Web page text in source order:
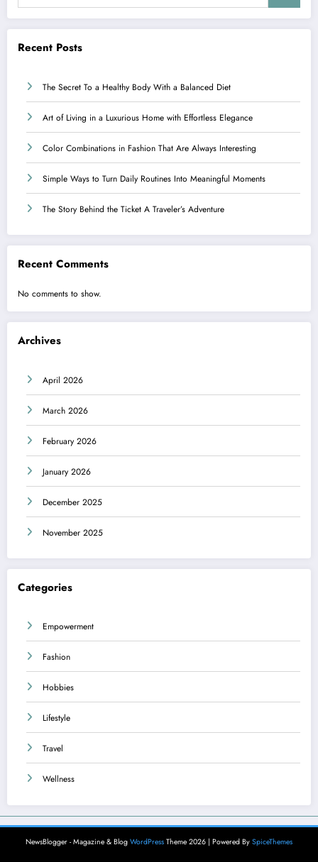
Recent Posts
The Secret To a Healthy Body With a Balanced Diet
Art of Living in a Luxurious Home with Effortless Elegance
Color Combinations in Fashion That Are Always Interesting
Simple Ways to Turn Daily Routines Into Meaningful Moments
The Story Behind the Ticket A Traveler’s Adventure
Recent Comments
No comments to show.
Archives
April 2026
March 2026
February 2026
January 2026
December 2025
November 2025
Categories
Empowerment
Fashion
Hobbies
Lifestyle
Travel
Wellness
NewsBlogger - Magazine & Blog WordPress Theme 2026 | Powered By SpiceThemes